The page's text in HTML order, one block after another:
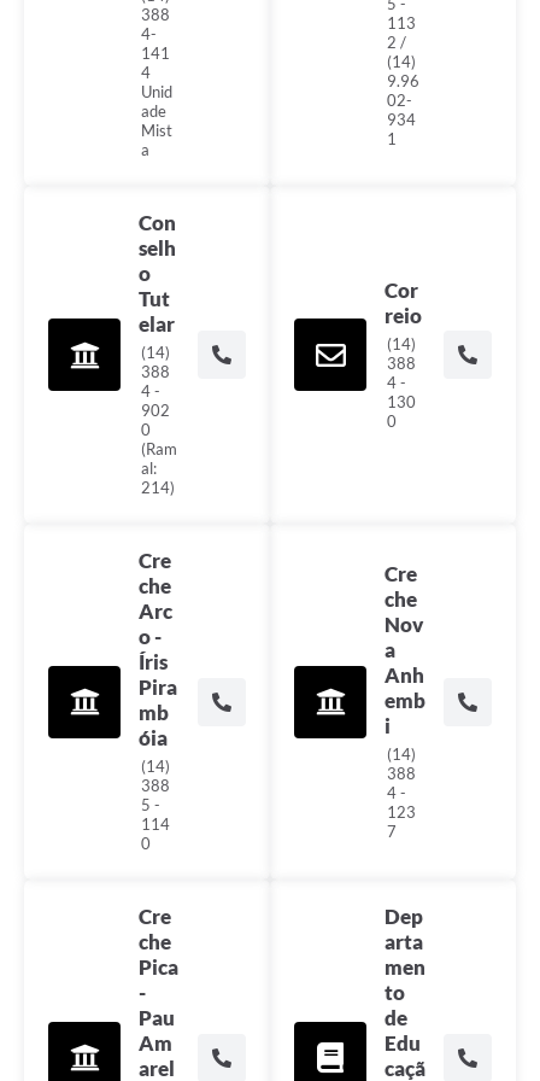
388
4-
141
4
Unid
ade
Mist
a
113
2 /
(14)
9.96
02-
934
1
Con
selh
o
Tut
elar
(14)
388
4 -
902
0
(Ram
al:
214)
Cor
reio
(14)
388
4 -
130
0
Cre
che
Arc
o -
Íris
Pira
mb
óia
(14)
388
5 -
114
0
Cre
che
Nov
a
Anh
emb
i
(14)
388
4 -
123
7
Cre
che
Pica
-
Pau
Am
arel
Dep
arta
men
to
de
Edu
caçã